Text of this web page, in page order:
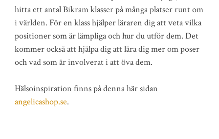
hitta ett antal Bikram klasser på många platser runt om
i världen. För en klass hjälper läraren dig att veta vilka
positioner som är lämpliga och hur du utför dem. Det
kommer också att hjälpa dig att lära dig mer om poser
och vad som är involverat i att öva dem.
Hälsoinspiration finns på denna här sidan
angelicashop.se.